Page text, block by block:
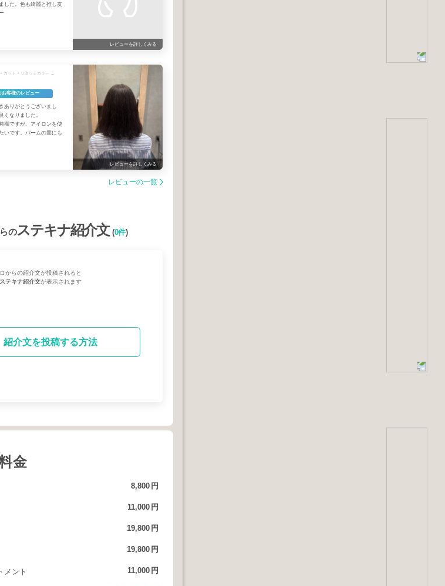
した。色も綺麗と推し友
レビューを詳しくみる
お客様のレビュー
ありがとうございまし
くなりました。
期ですが、アイロンを使
いです。バームの量にも
レビューを詳しくみる
レビューの一覧
のステキナ紹介文(0件)
からの紹介文が投稿されると
ステキナ紹介文が表示されます
紹介文を投稿する方法
金
8,800 円
11,000 円
19,800 円
19,800 円
メント 11,000 円